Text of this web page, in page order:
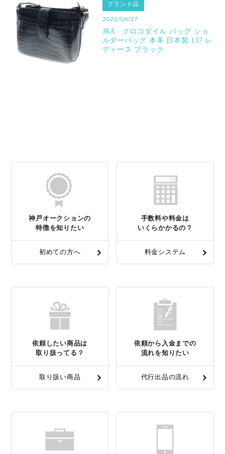
ブランド品
2022/06/27
JRA クロコダイル バッグ ショ
ルダーバッグ 本革 日本製 137 レ
ディース ブラック
神戸オークションの
特徴を知りたい
初めての方へ
手数料や料金は
いくらかかるの？
料金システム
依頼したい商品は
取り扱ってる？
取り扱い商品
依頼から入金までの
流れを知りたい
代行出品の流れ